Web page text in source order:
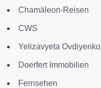
Chamäleon-Reisen
CWS
Yelizavyeta Ovdiyenko
Doerfert Immobilien
Fernsehen